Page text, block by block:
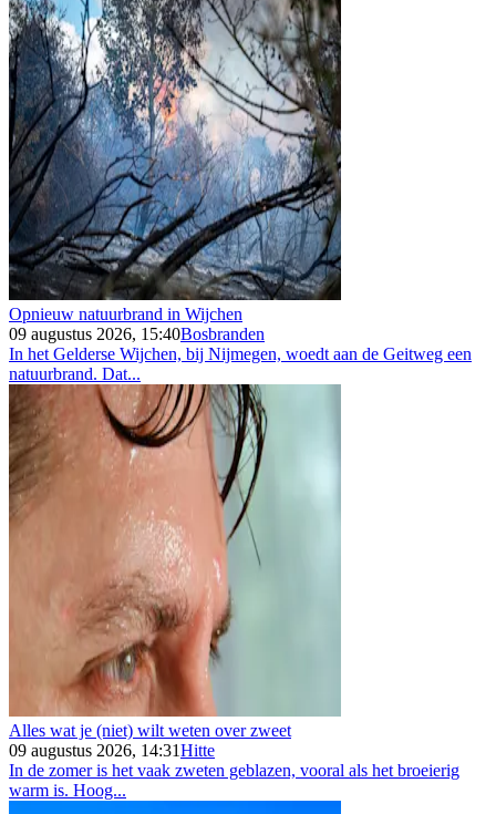
Opnieuw natuurbrand in Wijchen
09 augustus 2026, 15:40Bosbranden
In het Gelderse Wijchen, bij Nijmegen, woedt aan de Geitweg een
natuurbrand. Dat...
Alles wat je (niet) wilt weten over zweet
09 augustus 2026, 14:31Hitte
In de zomer is het vaak zweten geblazen, vooral als het broeierig
warm is. Hoog...